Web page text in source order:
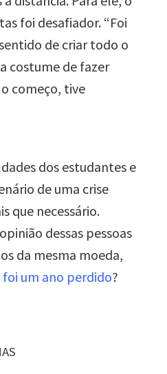
foi desafiador. “Foi
de criar todo o
costume de fazer
começo, tive
dos estudantes e
de uma crise
que necessário.
dessas pessoas
da mesma moeda,
foi um ano perdido?